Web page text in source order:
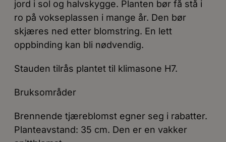
jord i sol og halvskygge. Planten bør få stå i
ro på vokseplassen i mange år. Den bør
skjæres ned etter blomstring. En lett
oppbinding kan bli nødvendig.
Stauden tilrås plantet til klimasone H7.
Bruksområder
Brennende tjæreblomst egner seg i rabatter.
Planteavstand: 35 cm. Den er en vakker